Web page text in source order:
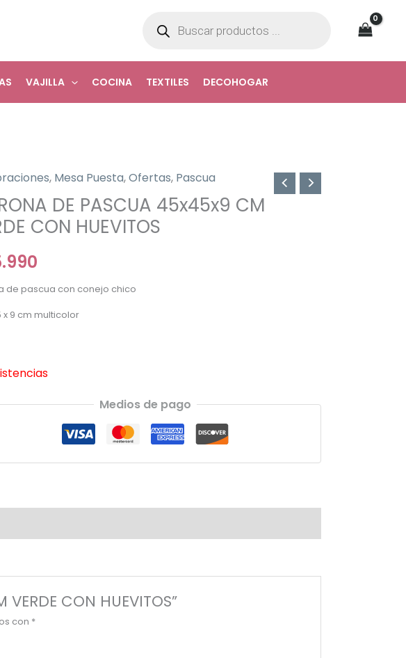
productos
VAJILLA COCINA TEXTILES DECOHOGAR
, Mesa Puesta,Ofertas, Pascua
DE PASCUA 45x45x9 CM
CON HUEVITOS
de pascua con conejo chico
x 9 cm multicolor
Medios de pago
CON HUEVITOS”
con *